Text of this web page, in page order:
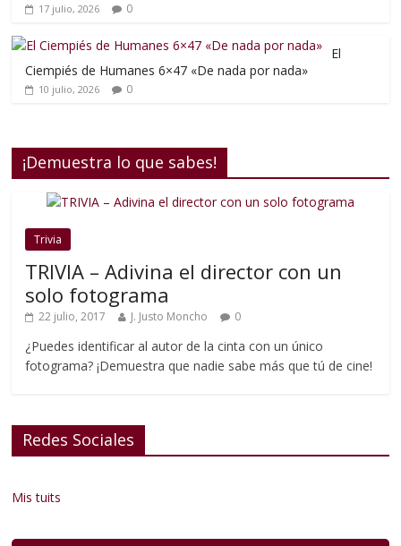
17 julio, 2026 0
El
Ciempiés de Humanes 6×47 «De nada por nada»
10 julio, 2026 0
¡Demuestra lo que sabes!
Trivia
TRIVIA – Adivina el director con un
solo fotograma
22 julio, 2017 J. Justo Moncho 0
¿Puedes identificar al autor de la cinta con un único
fotograma? ¡Demuestra que nadie sabe más que tú de cine!
Redes Sociales
Mis tuits